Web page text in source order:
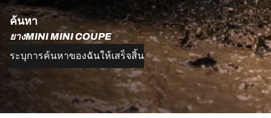
ค้นหา
ยางMINI MINI COUPE
ระบุการค้นหาของฉันให้เสร็จสิ้น